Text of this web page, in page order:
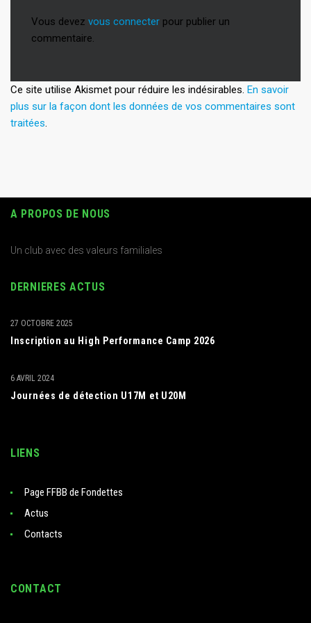
Vous devez vous connecter pour publier un
commentaire.
Ce site utilise Akismet pour réduire les indésirables. En savoir
plus sur la façon dont les données de vos commentaires sont
traitées.
A PROPOS DE NOUS
Un club avec des valeurs familiales
DERNIERES ACTUS
Inscription au High Performance Camp 2026
27 OCTOBRE 2025
Journées de détection U17M et U20M
6 AVRIL 2024
LIENS
Page FFBB de Fondettes
Actus
Contacts
CONTACT